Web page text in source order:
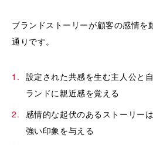
ブランドストーリーが顧客の感情を
通りです。
設定された共感を生む主人公と
ランドに親近感を覚える
感情的な起伏のあるストーリー
強い印象を与える